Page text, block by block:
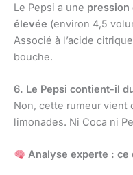
Le Pepsi a une pression
élevée (environ 4,5
Associé à l’acide
bouche.
6. Le Pepsi contient-il
Non, cette rumeur vient
limonades. Ni Coca ni
Analyse experte : ce